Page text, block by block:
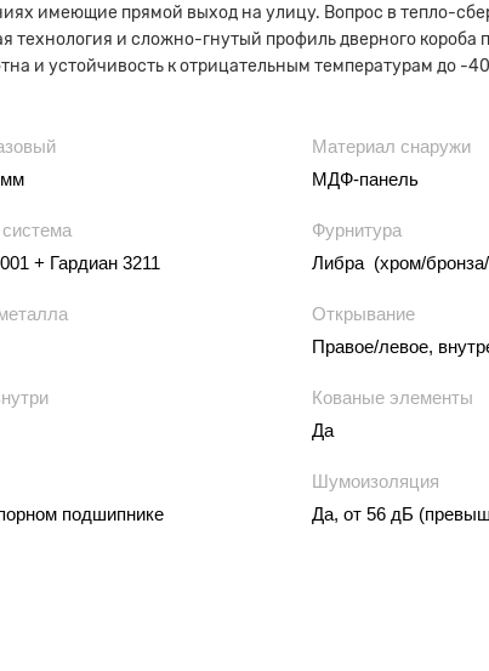
имеющие прямой выход на улицу. Вопрос в тепло-
и сложно-гнутый профиль дверного короба
и устойчивость к отрицательным температурам до -
мм
Материал снаружи
МДФ-панель
+ Гардиан 3211
Фурнитура
Либра (хром/бронза/
Открывание
Правое/левое,
Кованые элементы
Да
подшипнике
Шумоизоляция
Да, от 56 дБ